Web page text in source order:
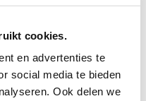
cookies.
en advertenties te
social media te bieden
Ook delen we
finish bij Peloton